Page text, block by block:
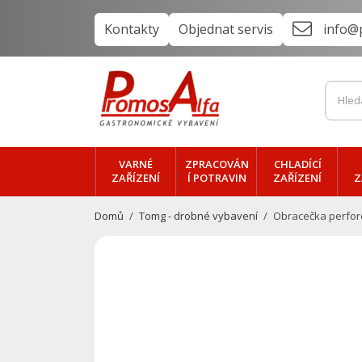
Kontakty Objednat servis
VARNÉ
ZAŘÍZENÍ
ZPRACOVÁN
Í POTRAVIN
CHLADÍCÍ
ZAŘÍZENÍ
Domů Tomg - drobné vybavení Obracečka